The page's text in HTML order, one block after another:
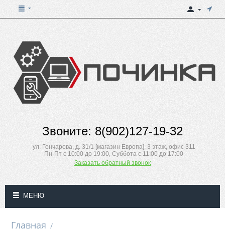
Звоните: 8(902)127-19-32
ул. Гончарова, д. 31/1 [магазин Европа], 3 этаж, офис 311
Пн-Пт с 10:00 до 19:00, Суббота с 11:00 до 17:00
Заказать обратный звонок
МЕНЮ
Главная /